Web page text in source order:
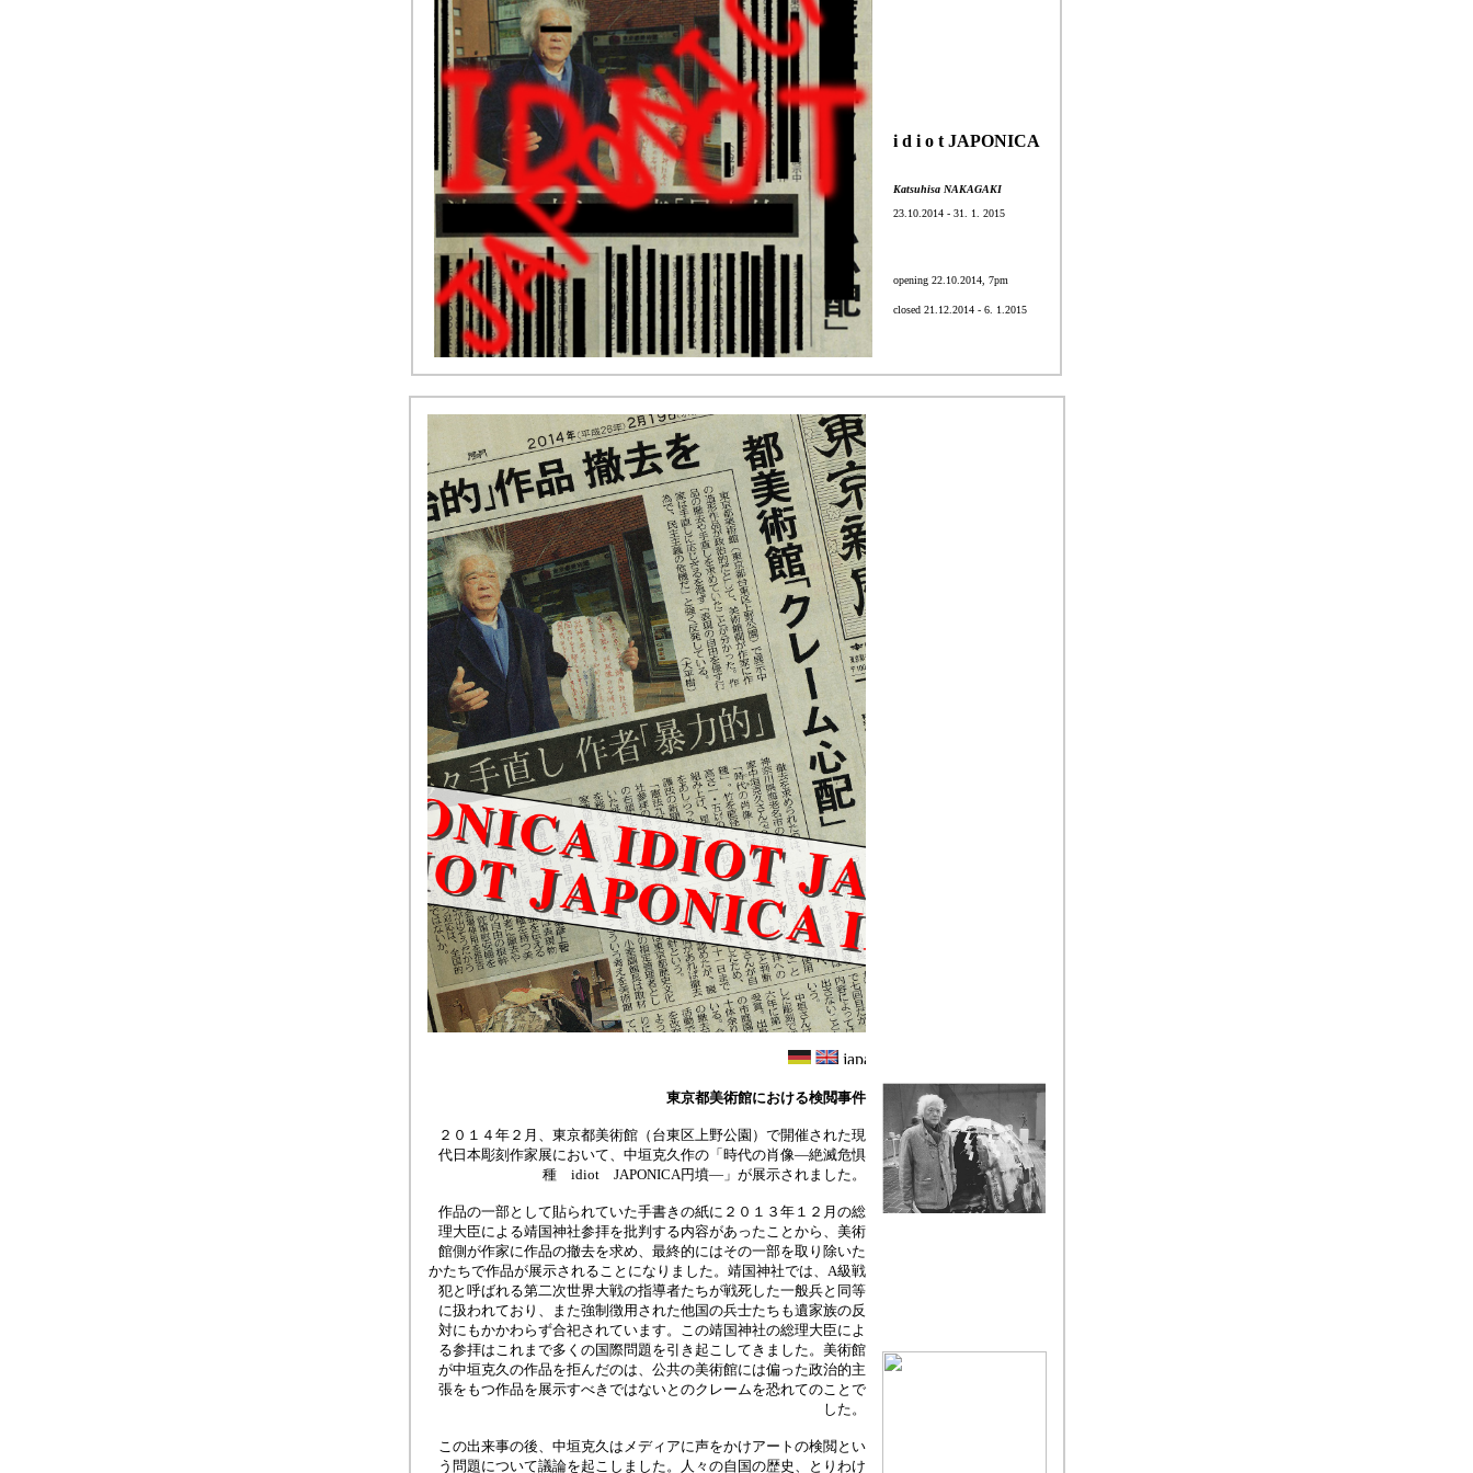
i d i o t JAPONICA
Katsuhisa NAKAGAKI
23.10.2014 - 31. 1. 2015
opening 22.10.2014, 7pm
closed 21.12.2014 - 6. 1.2015
東京都美術館における検閲事件
２０１４年２月、東京都美術館（台東区上野公園）で開催された現
代日本彫刻作家展において、中垣克久作の「時代の肖像―絶滅危惧
種 idiot JAPONICA円墳―」が展示されました。
作品の一部として貼られていた手書きの紙に２０１３年１２月の総
理大臣による靖国神社参拝を批判する内容があったことから、美術
館側が作家に作品の撤去を求め、最終的にはその一部を取り除いた
かたちで作品が展示されることになりました。靖国神社では、A級戦
犯と呼ばれる第二次世界大戦の指導者たちが戦死した一般兵と同等
に扱われており、また強制徴用された他国の兵士たちも遺家族の反
対にもかかわらず合祀されています。この靖国神社の総理大臣によ
る参拝はこれまで多くの国際問題を引き起こしてきました。美術館
が中垣克久の作品を拒んだのは、公共の美術館には偏った政治的主
張をもつ作品を展示すべきではないとのクレームを恐れてのことで
した。
この出来事の後、中垣克久はメディアに声をかけアートの検閲とい
う問題について議論を起こしました。人々の自国の歴史、とりわけ